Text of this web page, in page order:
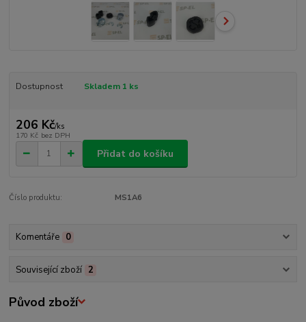
Dostupnost Skladem 1 ks
206 Kč/ks
170 Kč bez DPH
Přidat do košíku
Číslo produktu: MS1A6
Komentáře 0
Související zboží 2
Původ zboží